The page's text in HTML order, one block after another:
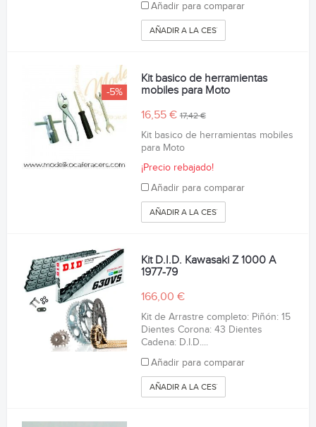
Añadir para comparar
AÑADIR A LA CESTA
-5%
Kit basico de herramientas
mobiles para Moto
16,55 €17,42 €
Kit basico de herramientas mobiles
para Moto
¡Precio rebajado!
Añadir para comparar
AÑADIR A LA CESTA
Kit D.I.D. Kawasaki Z 1000 A
1977-79
166,00 €
Kit de Arrastre completo: Piñón: 15
Dientes Corona: 43 Dientes
Cadena: D.I.D....
Añadir para comparar
AÑADIR A LA CESTA